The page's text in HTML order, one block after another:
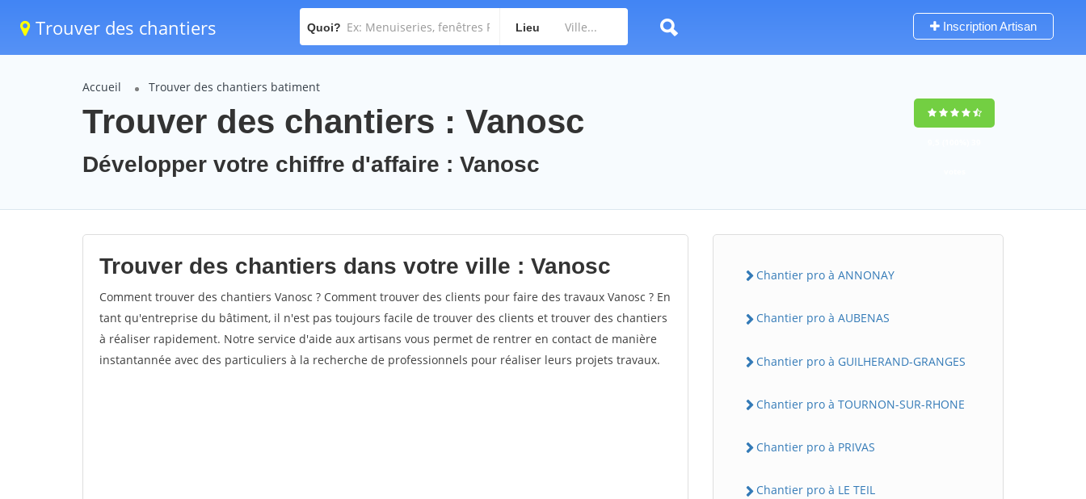
Trouver des chantiers Quoi? Lieu Inscription Artisan
Accueil Trouver des chantiers batiment
Trouver des chantiers : Vanosc
Développer votre chiffre d'affaire : Vanosc
Trouver des chantiers dans votre ville : Vanosc
Comment trouver des chantiers Vanosc ? Comment trouver des clients pour faire des travaux Vanosc ? En
tant qu'entreprise du bâtiment, il n'est pas toujours facile de trouver des clients et trouver des chantiers
à réaliser rapidement. Notre service d'aide aux artisans vous permet de rentrer en contact de manière
instantannée avec des particuliers à la recherche de professionnels pour réaliser leurs projets travaux.
Chantier pro à ANNONAY
Chantier pro à AUBENAS
Chantier pro à GUILHERAND-GRANGES
Chantier pro à TOURNON-SUR-RHONE
Chantier pro à PRIVAS
Chantier pro à LE TEIL